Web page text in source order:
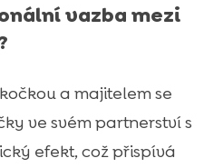
vazba mezi
a majitelem se
ve svém partnerství s
efekt, což přispívá